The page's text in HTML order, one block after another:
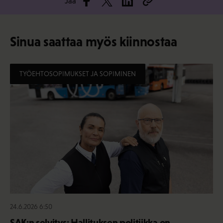
Sinua saattaa myös kiinnostaa
TYÖEHTOSOPIMUKSET JA SOPIMINEN
24.6.2026 6:50